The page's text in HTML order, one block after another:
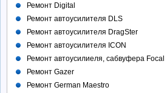
Ремонт Digital
Ремонт автоусилителя DLS
Ремонт автоусилителя DragSter
Ремонт автоусилителя ICON
Ремонт автоусилиеля, сабвуфера Focal
Ремонт Gazer
Ремонт German Maestro